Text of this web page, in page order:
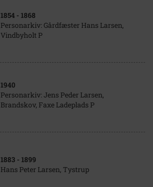
1854 - 1868
Personarkiv: Gårdfæster Hans Larsen,
Vindbyholt P
1940
Personarkiv: Jens Peder Larsen,
Brandskov, Faxe Ladeplads P
1883 - 1899
Hans Peter Larsen, Tystrup